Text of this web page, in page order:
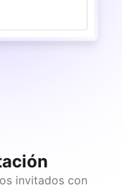
invitados con